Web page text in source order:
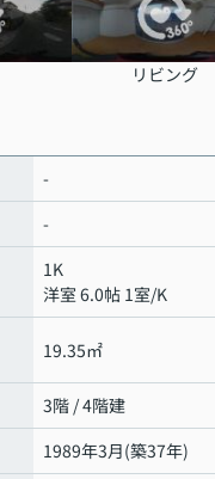
リビング
-
-
1K
洋室 6.0帖 1室/K
19.35㎡
3階 / 4階建
1989年3月(築37年)